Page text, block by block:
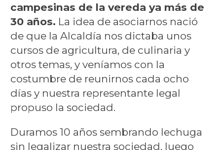
campesinas de la vereda ya más de
30 años. La idea de asociarnos nació
de que la Alcaldía nos dictaba unos
cursos de agricultura, de culinaria y
otros temas, y veníamos con la
costumbre de reunirnos cada ocho
días y nuestra representante legal
propuso la sociedad.
Duramos 10 años sembrando lechuga
sin legalizar nuestra sociedad, luego